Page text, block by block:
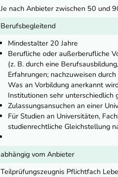
Je nach Anbieter zwischen 50 und
Berufsbegleitend
Mindestalter 20 Jahre
Berufliche oder außerberufliche
(z. B. durch eine
Erfahrungen; nachzuweisen
Was an Vorbildung anerkannt
Institutionen sehr unterschiedlich
Zulassungsansuchen an einer
Für Studien an Universitäten,
studienrechtliche Gleichstellung
abhängig vom Anbieter
Teilprüfungszeugnis Pflichtfach